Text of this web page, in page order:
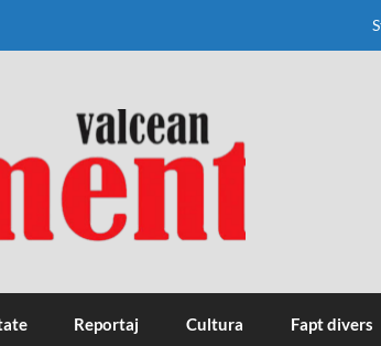
Reportaj Cultura Fapt divers